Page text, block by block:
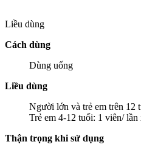
Liều dùng
Cách dùng
Dùng uống
Liều dùng
Người lớn và trẻ em trên 12
Trẻ em 4-12 tuổi: 1 viên/ lần
Thận trọng khi sử dụng